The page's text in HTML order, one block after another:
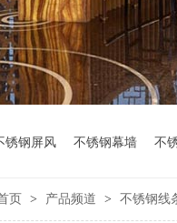
锈钢屏风 不锈钢幕墙 不
页 > 产品频道 > 不锈钢线